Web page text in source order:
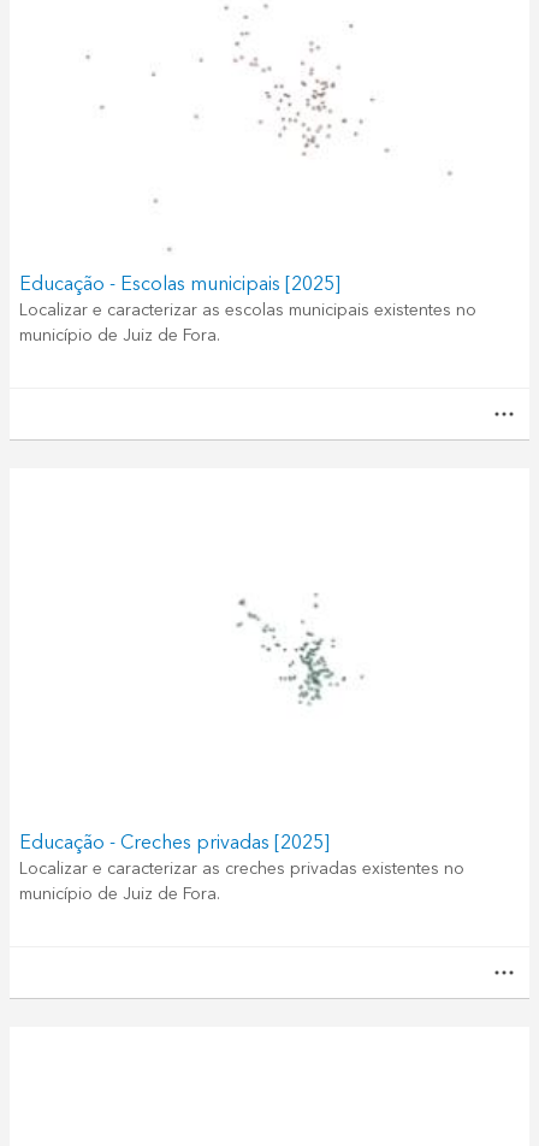
Educação - Escolas municipais [2025]
Localizar e caracterizar as escolas municipais existentes no
município de Juiz de Fora.
Educação - Creches privadas [2025]
Localizar e caracterizar as creches privadas existentes no
município de Juiz de Fora.